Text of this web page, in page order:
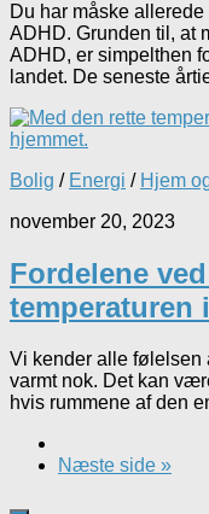
Du har måske
ADHD. Grunden til, at
ADHD, er simpelthen
landet. De seneste
Bolig / Energi / Hjem
november 20, 2023
Fordelene
temperaturen
Vi kender alle følelsen
varmt nok. Det kan
hvis rummene af den
Næste side »